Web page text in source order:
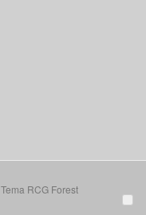
Tema RCG Forest